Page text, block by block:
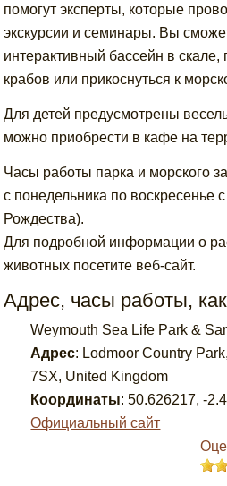
помогут эксперты, которые
экскурсии и семинары. Вы
интерактивный бассейн в скале,
крабов или прикоснуться к
Для детей предусмотрены
можно приобрести в кафе на
Часы работы парка и морского
с понедельника по воскресенье
Рождества).
Для подробной информации о
животных посетите веб-сайт.
Адрес, часы работы,
Weymouth Sea Life Park &
Адрес: Lodmoor Country
7SX, United Kingdom
Координаты: 50.626217,-
Официальный сайт